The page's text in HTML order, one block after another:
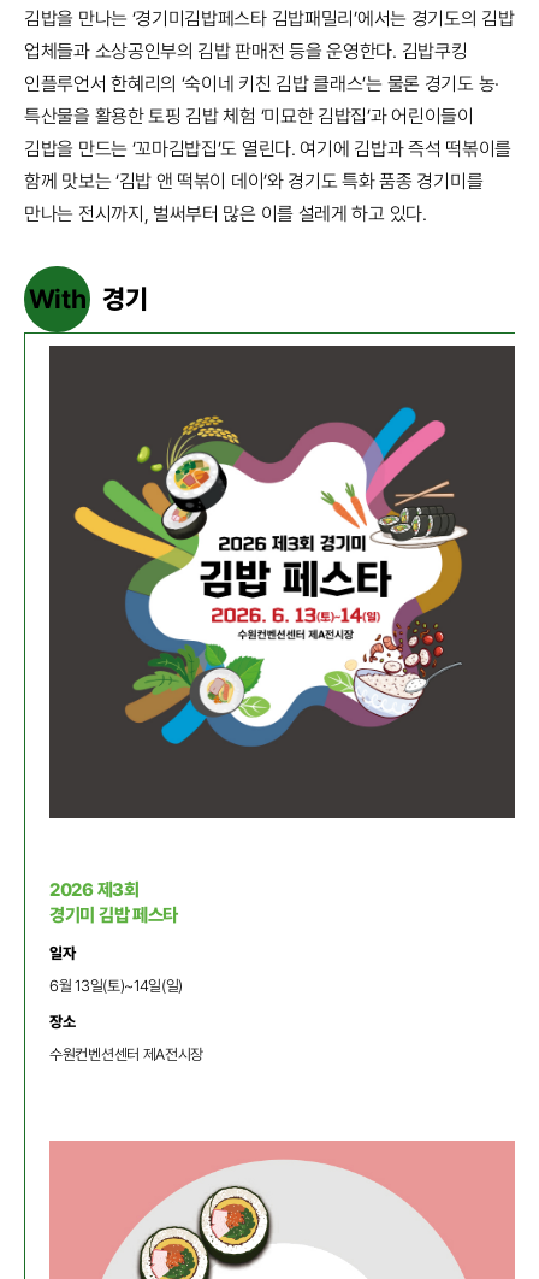
김밥을 만나는 ‘경기미김밥페스타 김밥패밀리’에서는 경기도의 김밥
업체들과 소상공인부의 김밥 판매전 등을 운영한다. 김밥쿠킹
인플루언서 한혜리의 ‘숙이네 키친 김밥 클래스’는 물론 경기도 농·
특산물을 활용한 토핑 김밥 체험 ‘미묘한 김밥집’과 어린이들이
김밥을 만드는 ‘꼬마김밥집’도 열린다. 여기에 김밥과 즉석 떡볶이를
함께 맛보는 ‘김밥 앤 떡볶이 데이’와 경기도 특화 품종 경기미를
만나는 전시까지, 벌써부터 많은 이를 설레게 하고 있다.
With 경기
2026 제3회
경기미 김밥 페스타
일자
6월 13일(토)~14일(일)
장소
수원컨벤션센터 제A전시장